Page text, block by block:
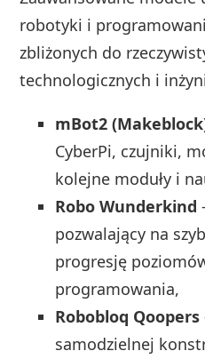
robotyki i
zbliżonych do
technologicznych i
mBot2
CyberPi, czujniki,
kolejne moduły i
Robo Wunderkind
pozwalający na
progresję
programowania,
Robobloq Qoopers
samodzielnej